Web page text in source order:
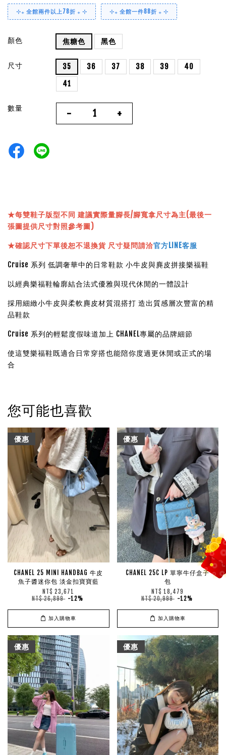
⊹₊ 全館兩件以上78折 ₊ ⊹ ⊹₊ 全館一件88折 ₊ ⊹
顏色 焦糖色 黑色
尺寸 35 36 37 38 39
40
41
數量 - +
★每雙鞋子版型不同 建議實際量腳長/腳寬拿尺寸為主(最後一
張圖提供尺寸對照參考圖)
★確認尺寸下單後恕不退換貨 尺寸疑問請洽官方LINE客服
Cruise 系列 低調奢華中的日常鞋款 小牛皮與麂皮拼接樂福鞋
以經典樂福鞋輪廓結合法式優雅與現代休閒的一體設計
採用細緻小牛皮與柔軟麂皮材質混搭打 造出質感層次豐富的精
品鞋款
Cruise 系列的輕鬆度假味道加上 CHANEL專屬的品牌細節
使這雙樂福鞋既適合日常穿搭也能陪你度過更休閒或正式的場
合
您可能也喜歡
優惠
CHANEL 25 MINI HANDBAG 牛皮
魚子醬迷你包 淡金扣寶寶藍
NT$ 23,671
NT$ 26,899 -12%
加入購物車
優惠
CHANEL 25C LP 單寧牛仔盒子
包
NT$ 18,479
NT$ 20,999 -12%
加入購物車
優惠 優惠